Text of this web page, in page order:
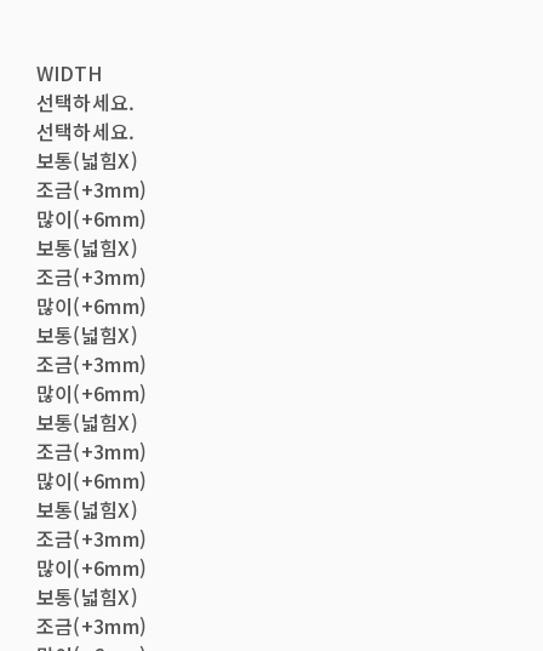
WIDTH
선택하세요.
선택하세요.
보통(넓힘X)
조금(+3mm)
많이(+6mm)
보통(넓힘X)
조금(+3mm)
많이(+6mm)
보통(넓힘X)
조금(+3mm)
많이(+6mm)
보통(넓힘X)
조금(+3mm)
많이(+6mm)
보통(넓힘X)
조금(+3mm)
많이(+6mm)
보통(넓힘X)
조금(+3mm)